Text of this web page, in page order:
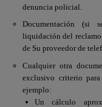
denuncia policial.
Documentación (si
liquidación del
de Su proveedor de
Cualquier otra
exclusivo criterio
ejemplo:
Un cálculo